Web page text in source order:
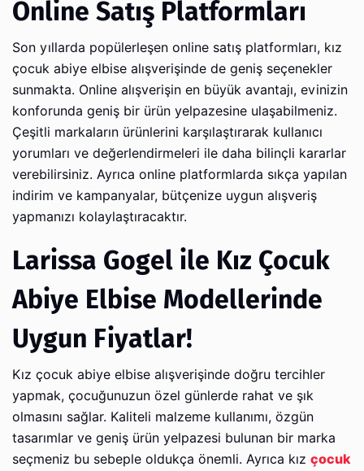
Online Satış Platformları
Son yıllarda popülerleşen online satış platformları, kız
çocuk abiye elbise alışverişinde de geniş seçenekler
sunmakta. Online alışverişin en büyük avantajı, evinizin
konforunda geniş bir ürün yelpazesine ulaşabilmeniz.
Çeşitli markaların ürünlerini karşılaştırarak kullanıcı
yorumları ve değerlendirmeleri ile daha bilinçli kararlar
verebilirsiniz. Ayrıca online platformlarda sıkça yapılan
indirim ve kampanyalar, bütçenize uygun alışveriş
yapmanızı kolaylaştıracaktır.
Larissa Gogel ile Kız Çocuk
Abiye Elbise Modellerinde
Uygun Fiyatlar!
Kız çocuk abiye elbise alışverişinde doğru tercihler
yapmak, çocuğunuzun özel günlerde rahat ve şık
olmasını sağlar. Kaliteli malzeme kullanımı, özgün
tasarımlar ve geniş ürün yelpazesi bulunan bir marka
seçmeniz bu sebeple oldukça önemli. Ayrıca kız çocuk